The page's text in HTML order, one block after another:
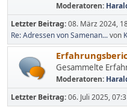
Moderatoren:
Letzter Beitrag:08. März 2024,
Re: Adressen von Samenan...von
Gesammelte
Moderatoren:
Letzter Beitrag:06. Juli 2025,